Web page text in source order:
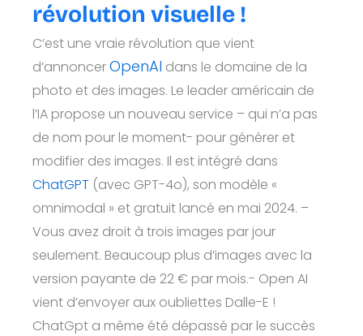
révolution visuelle !
C’est une vraie révolution que vient
d’annoncerOpenAI dans le domaine de la
photo et des images. Le leader américain de
l’IA propose un nouveau service – qui n’a pas
de nom pour le moment- pour générer et
modifier des images. Il est intégré dans
ChatGPT (avec GPT-4o), son modèle «
omnimodal » et gratuit lancé en mai 2024. –
Vous avez droit à trois images par jour
seulement. Beaucoup plus d’images avec la
version payante de 22 € par mois.- Open AI
vient d’envoyer aux oubliettes Dalle-E !
ChatGpt a même été dépassé par le succès